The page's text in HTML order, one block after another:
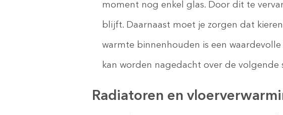
moment nog enkel glas. Door dit te
blijft. Daarnaast moet je zorgen dat
warmte binnenhouden is een
kan worden nagedacht over de
Radiatoren en